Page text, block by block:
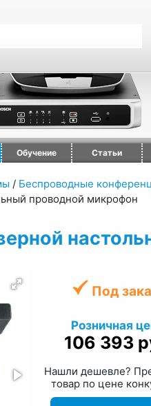
Обучение Статьи
/ Беспроводные
проводной микрофон
Под
Розничная
106 393
Нашли дешевле?
товар по цене